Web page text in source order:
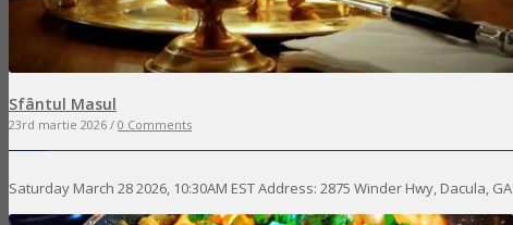
Sfântul Masul
23rd martie 2026 / 0 Comments
Saturday March 28 2026, 10:30AM EST Address: 2875 Winder Hwy, Dacula, GA